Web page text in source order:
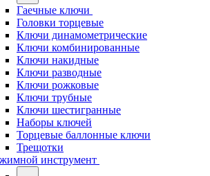
Гаечные ключи
Головки торцевые
Ключи динамометрические
Ключи комбинированные
Ключи накидные
Ключи разводные
Ключи рожковые
Ключи трубные
Ключи шестигранные
Наборы ключей
Торцевые баллонные ключи
Трещотки
инструмент